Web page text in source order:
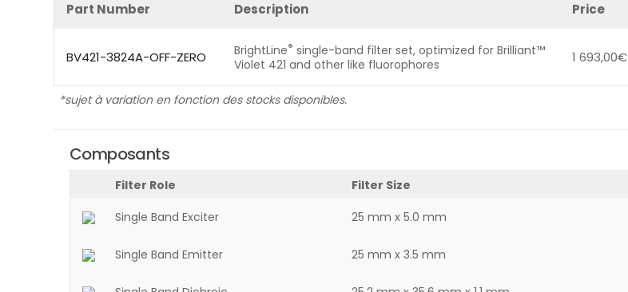
Part Number Description Price
BV421-3824A-OFF-ZERO BrightLine® single-band filter set, optimized for Brilliant™
Violet 421 and other like fluorophores
1 693,00€
*sujet à variation en fonction des stocks disponibles.
Composants
Filter Role Filter Size
Single Band Exciter
25 mm x 5.0 mm
Single Band Emitter 25 mm x 3.5 mm